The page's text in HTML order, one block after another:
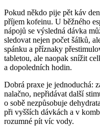
Pokud někdo pije pět káv
příjem kofeinu. U běžného
nápojů se výsledná dávka
sledovat nejen počet šálků,
spánku a příznaky
tabletou, ale naopak snížit
a dopoledních hodin.
Dobrá praxe je jednoduchá:
nalačno, nepřidávat další
o sobě nezpůsobuje
při vyšších dávkách a v
rozumné pít víc vody.